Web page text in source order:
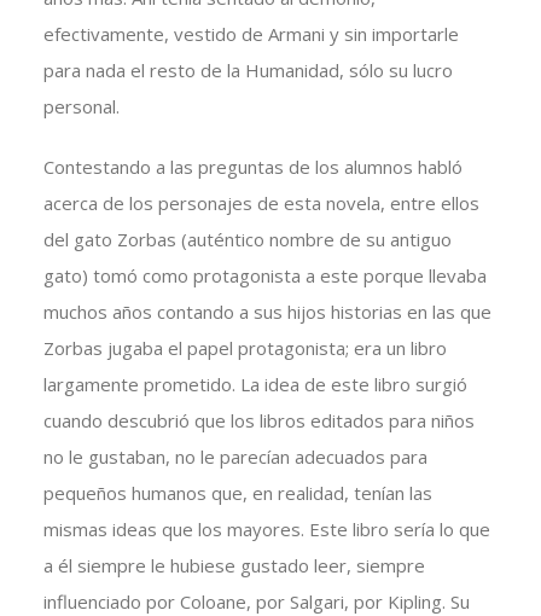
efectivamente, vestido de Armani y sin importarle
para nada el resto de la Humanidad, sólo su lucro
personal.
Contestando a las preguntas de los alumnos habló
acerca de los personajes de esta novela, entre ellos
del gato Zorbas (auténtico nombre de su antiguo
gato) tomó como protagonista a este porque llevaba
muchos años contando a sus hijos historias en las que
Zorbas jugaba el papel protagonista; era un libro
largamente prometido. La idea de este libro surgió
cuando descubrió que los libros editados para niños
no le gustaban, no le parecían adecuados para
pequeños humanos que, en realidad, tenían las
mismas ideas que los mayores. Este libro sería lo que
a él siempre le hubiese gustado leer, siempre
influenciado por Coloane, por Salgari, por Kipling. Su